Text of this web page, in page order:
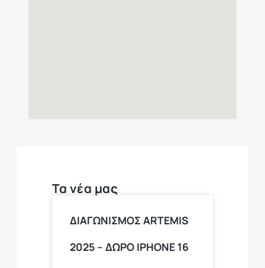
Τα νέα μας
ΔΙΑΓΩΝΙΣΜΟΣ ARTEMIS
2025 – ΔΩΡΟ ΙPHONE 16